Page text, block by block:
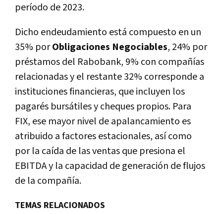
período de 2023.
Dicho endeudamiento está compuesto en un
35% porObligaciones Negociables, 24% por
préstamos del Rabobank, 9% con compañías
relacionadas y el restante 32% corresponde a
instituciones financieras, que incluyen los
pagarés bursátiles y cheques propios. Para
FIX, ese mayor nivel de apalancamiento es
atribuido a factores estacionales, así como
por la caída de las ventas que presiona el
EBITDA y la capacidad de generación de flujos
de la compañía.
TEMAS RELACIONADOS